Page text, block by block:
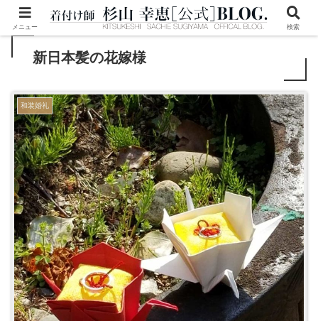
新日本髪の花嫁様
和装婚礼
メニュー 検索